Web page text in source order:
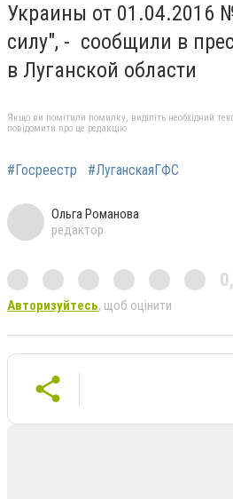
Украины от 01.04.2016
силу", - сообщили в
в Луганской области
Якщо ви помітили помилку, виділіть необхідний
повідомити про це редакцію
#Госреестр #ЛуганскаяГФС
Ольга Романова
редактор
Авторизуйтесь, щоб оцінити